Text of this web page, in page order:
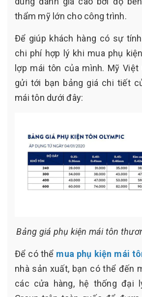
thẩm mỹ lớn cho công trình.
Để giúp khách hàng có sự
chi phí hợp lý khi mua phụ
lợp mái tôn của mình. Mỹ
gửi tới bạn bảng giá chi tiết
mái tôn dưới đây:
Bảng giá phụ kiện mái tôn
Để có thể mua phụ kiện mái
nhà sản xuất, bạn có thể đến
các cửa hàng, hệ thống đại